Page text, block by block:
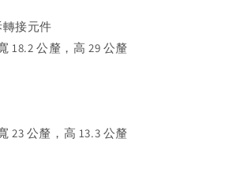
接元件
18.2 公釐，高 29 公釐
23 公釐，高 13.3 公釐